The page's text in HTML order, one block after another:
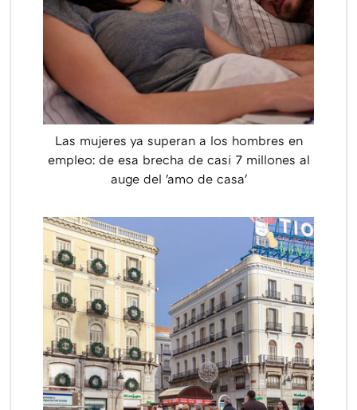
Las mujeres ya superan a los hombres en
empleo: de esa brecha de casi 7 millones al
auge del 'amo de casa'